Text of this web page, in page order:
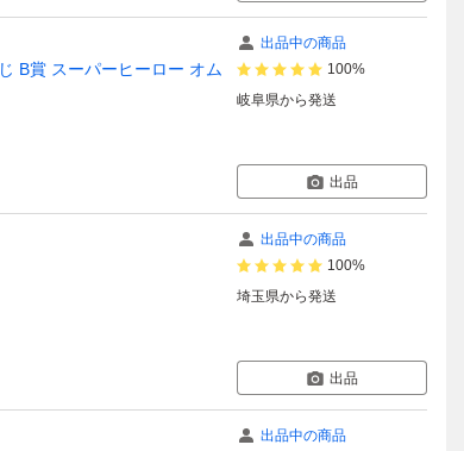
B賞 スーパーヒーロー オム
出品中の商品
100%
岐阜県から発送
出品
出品中の商品
100%
埼玉県から発送
出品
出品中の商品